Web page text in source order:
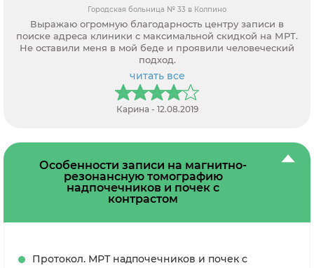
Городская больница № 33 в Колпино
Выражаю огромную благодарность центру записи в
поиске адреса клиники с максимальной скидкой на МРТ.
Не оставили меня в мой беде и проявили человеческий
подход.
читать все
Карина - 12.08.2019
Особенности записи на магнитно-
резонансную томографию
надпочечников и почек с
контрастом
Протокол. МРТ надпочечников и почек с